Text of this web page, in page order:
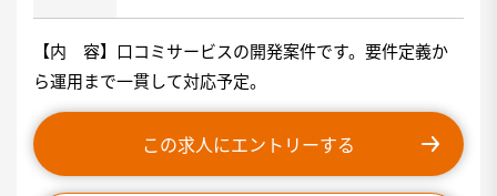
【内 容】口コミサービスの開発案件です。要件定義か
ら運用まで一貫して対応予定。
この求人にエントリーする